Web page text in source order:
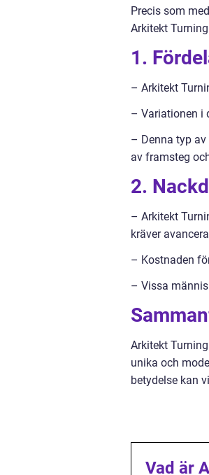
Precis som
Arkitekt
1.
– Arkitekt
– Variationen i
– Denna typ
av framsteg
2.
– Arkitekt
kräver
– Kostnaden
– Vissa
Arkitekt
unika och
betydelse kan
Vad är